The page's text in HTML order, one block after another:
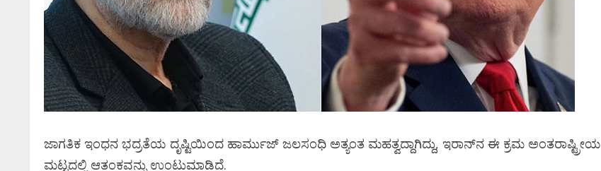
ಜಾಗತಿಕ ಇಂಧನ ಭದ್ರತೆಯ ದೃಷ್ಟಿಯಿಂದ ಹಾರ್ಮುಜ್ ಜಲಸಂಧಿ ಅತ್ಯಂತ ಮಹತ್ವದ್ದಾಗಿದ್ದು, ಇರಾನ್‌ನ ಈ ಕ್ರಮ ಅಂತರಾಷ್ಟ್ರೀಯ
ಮಟ್ಟದಲ್ಲಿ ಆತಂಕವನ್ನು ಉಂಟುಮಾಡಿದೆ.